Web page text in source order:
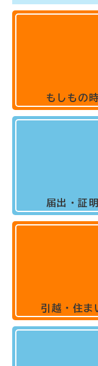
もしもの
届出・証明
引越・住ま